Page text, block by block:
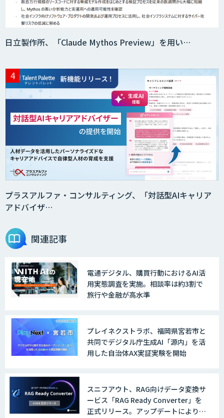
saki-mori
AI・DXコンサルティング伴走支援サービ
AI受託開発（データ分析・画像認識）
デジフロー
AI/DXソリューションサービス
AI/DXデータ分析サービス
日立製作所、「Claude Mythos Preview」を用い…
プラスアルファ・コンサルティング、「対話型AIキャリア
アドバイザ…
関連記事
電通デジタル、購買行動におけるAI活
用実態調査を実施。相談率は約3割で
旅行や金融が高水準
プレイネクストラボ、福岡県宮若市と
共同でデジタル庁生成AI「源内」を活
用した自治体AX実証実験を開始
スニフアウト、RAG向けデータ変換サ
ービス「RAG Ready Converter」を
正式リリース。アップデートにより変